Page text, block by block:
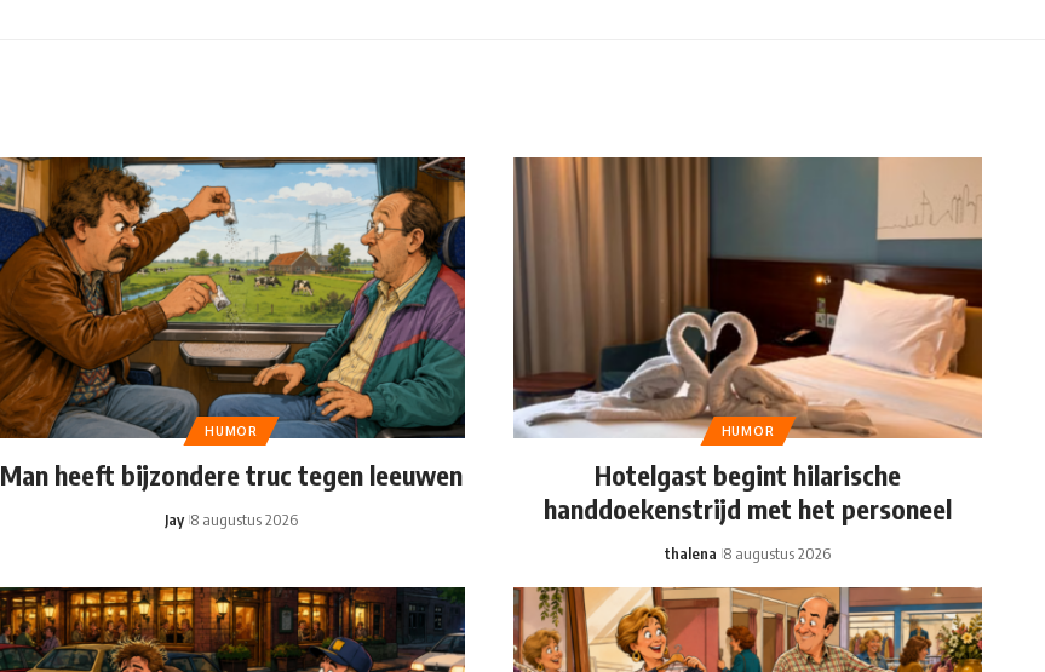
HUMOR
Man heeft bijzondere truc tegen leeuwen
Jay 8 augustus 2026
HUMOR
Hotelgast begint hilarische
handdoekenstrijd met het personeel
thalena 8 augustus 2026